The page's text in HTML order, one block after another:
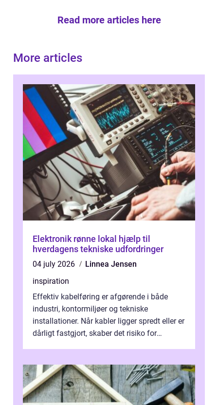
Read more articles here
More articles
Elektronik rønne lokal hjælp til
hverdagens tekniske udfordringer
04 july 2026
Linnea Jensen
inspiration
Effektiv kabelføring er afgørende i både
industri, kontormiljøer og tekniske
installationer. Når kabler ligger spredt eller er
dårligt fastgjort, skaber det risiko for